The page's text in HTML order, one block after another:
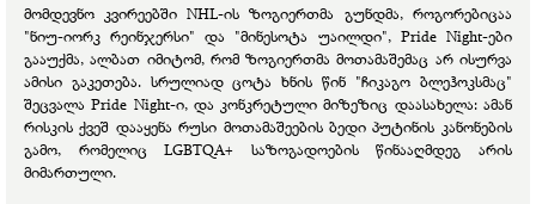
მომდევნო კვირეებში NHL-ის ზოგიერთმა გუნდმა, როგორებიცაა
"ნიუ-იორკ რეინჯერსი" და "მინესოტა უაილდი", Pride Night-ები
გააუქმა, ალბათ იმიტომ, რომ ზოგიერთმა მოთამაშემაც არ ისურვა
ამისი გაკეთება. სრულიად ცოტა ხნის წინ "ჩიკაგო ბლეჰოკსმაც"
შეცვალა Pride Night-ი, და კონკრეტული მიზეზიც დაასახელა: ამან
რისკის ქვეშ დააყენა რუსი მოთამაშეების ბედი პუტინის კანონების
გამო, რომელიც LGBTQA+ საზოგადოების წინააღმდეგ არის
მიმართული.